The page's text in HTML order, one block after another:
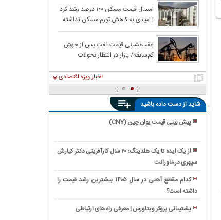
امسال قیمت مسکن ۱۰۰ درصد رشد کرد
| امیدی به کاهش تورم مسکن نداشته
باشید!
عقب‌نشینی قیمت نفت پس از جهش
کم‌سابقه/ بازار در انتظار تحولات
اخبار ویژه اقتصادی
شاید از دست داده باشید
پیش بینی قیمت یوان چین (CNY)
از یک ایده تا یک هلدینگ؛ ۲۰ سال کارآفرینی دکتر کیارش
سپهری در ماورانت
کدام مقطع آهنی در سال ۱۴۰۵ بیشترین رشد قیمت را
داشته است؟
پشتیبانی بروکر ویتاورس | معرفی راه های ارتباطی